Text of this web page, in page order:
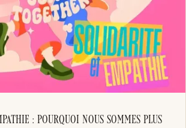
: pourquoi nous sommes plus